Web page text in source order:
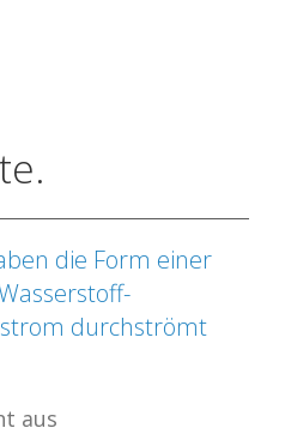
die Form einer
durchströmt
aus